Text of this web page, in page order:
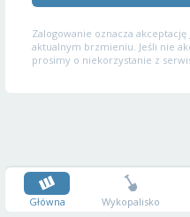
Zalogowanie oznacza akceptację
aktualnym brzmieniu. Jeśli nie
prosimy o niekorzystanie z
Główna Wykopalisko